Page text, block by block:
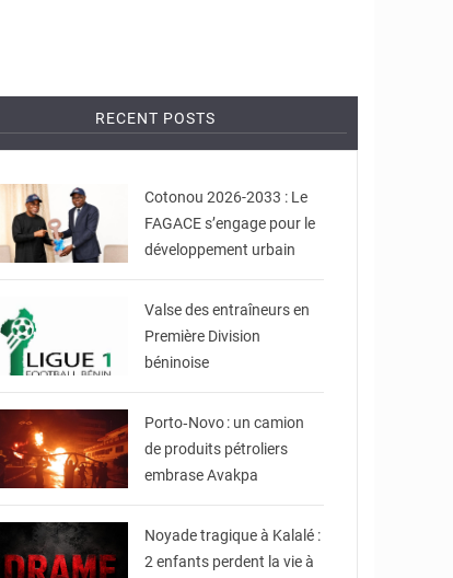
RECENT POSTS
Cotonou 2026-2033 : Le
FAGACE s’engage pour le
développement urbain
Valse des entraîneurs en
Première Division
béninoise
© Agence béninoise de
Porto‑Novo : un camion
de produits pétroliers
embrase Avakpa
Noyade tragique à Kalalé :
2 enfants perdent la vie à